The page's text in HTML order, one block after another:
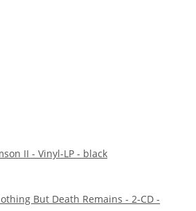
II - Vinyl-LP - black